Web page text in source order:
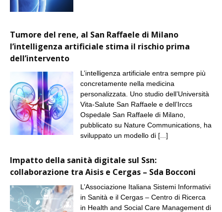
Tumore del rene, al San Raffaele di Milano
l’intelligenza artificiale stima il rischio prima
dell’intervento
L’intelligenza artificiale entra sempre più
concretamente nella medicina
personalizzata. Uno studio dell’Università
Vita-Salute San Raffaele e dell’Irccs
Ospedale San Raffaele di Milano,
pubblicato su Nature Communications, ha
sviluppato un modello di [...]
Impatto della sanità digitale sul Ssn:
collaborazione tra Aisis e Cergas – Sda Bocconi
L’Associazione Italiana Sistemi Informativi
in Sanità e il Cergas – Centro di Ricerca
in Health and Social Care Management di